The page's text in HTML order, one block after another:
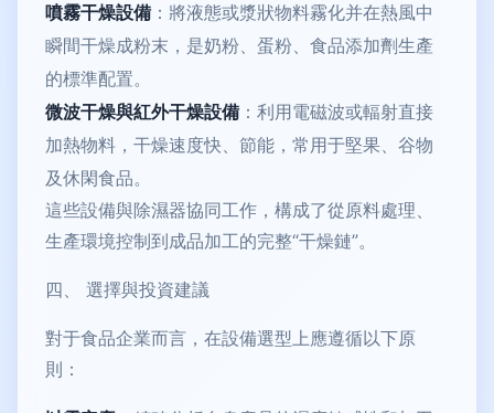
噴霧干燥設備 ：將液態或漿狀物料霧化并在熱風中
瞬間干燥成粉末，是奶粉、蛋粉、食品添加劑生產
的標準配置。
微波干燥與紅外干燥設備 ：利用電磁波或輻射直接
加熱物料，干燥速度快、節能，常用于堅果、谷物
及休閑食品。
這些設備與除濕器協同工作，構成了從原料處理、
生產環境控制到成品加工的完整“干燥鏈”。
四、 選擇與投資建議
對于食品企業而言，在設備選型上應遵循以下原
則：